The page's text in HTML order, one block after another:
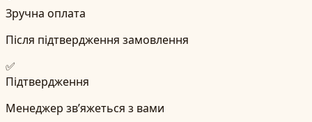
Зручна оплата
Після підтвердження замовлення
✅
Підтвердження
Менеджер зв’яжеться з вами